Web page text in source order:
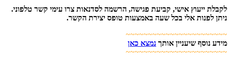
לקבלת ייעוץ אישי, קביעת פגישה, הרשמה לסדנאות צרו עימי קשר טלפוני.
ניתן לפנות אלי בכל שעה באמצעות טופס יצירת הקשר.
~~~~~~~~~~~~~~~~~~~~~~~
מידע נוסף שיעניין אותך נמצא כאן
~~~~~~~~~~~~~~~~~~~~~~~